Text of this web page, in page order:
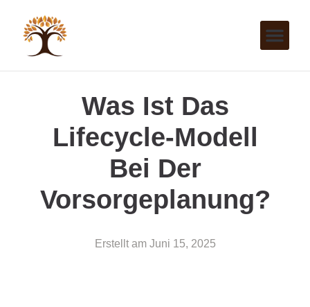
Was Ist Das
Lifecycle-Modell
Bei Der
Vorsorgeplanung?
Erstellt am Juni 15, 2025